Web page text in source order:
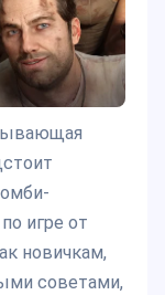
игре от
новичкам,
советами,